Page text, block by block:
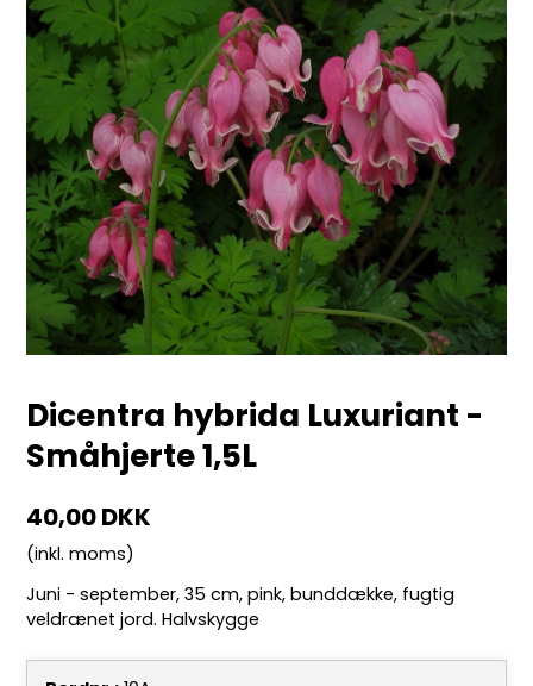
Dicentra hybrida Luxuriant -
Småhjerte 1,5L
40,00 DKK
(inkl. moms)
Juni - september, 35 cm, pink, bunddække, fugtig
veldrænet jord. Halvskygge